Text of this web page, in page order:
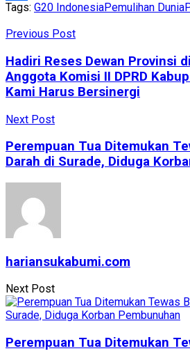
Share
Tags: G20 IndonesiaPemulihan Dunia
Previous Post
Hadiri Reses Dewan Provinsi
Anggota Komisi II DPRD
Kami Harus Bersinergi
Next Post
Perempuan Tua Ditemukan
Darah di Surade, Diduga
hariansukabumi.com
Next Post
Perempuan Tua Ditemukan